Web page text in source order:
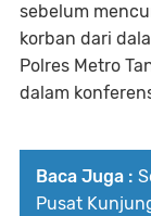
sebelum
korban dari
Polres Metro
dalam
Baca Juga :
Pusat